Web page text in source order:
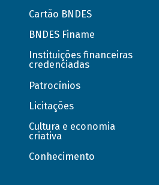
Cartão BNDES
BNDES Finame
Instituições financeiras
credenciadas
Patrocínios
Licitações
Cultura e economia
criativa
Conhecimento